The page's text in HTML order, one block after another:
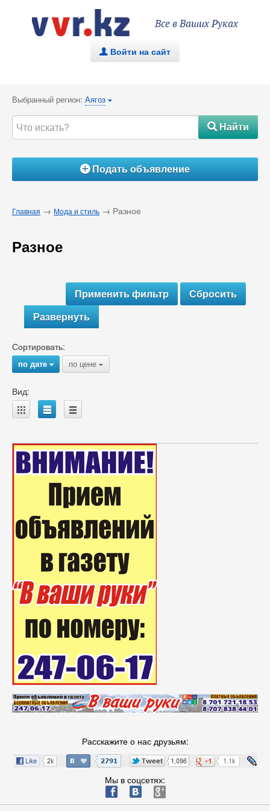
Все в Ваших Руках
. Войти на сайт
Выбранный регион: Аягоз {
#Найти
ÁПодать объявление
Главная → Мода и стиль → Разное
Разное
Развернуть
Сортировать:
по дате{ по цене {
Вид:
A B C
Расскажите о нас друзьям:
Мы в соцсетях:
ä æ è